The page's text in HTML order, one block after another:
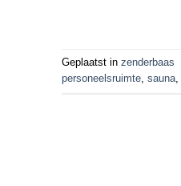
Geplaatst in zenderbaas
personeelsruimte, sauna,